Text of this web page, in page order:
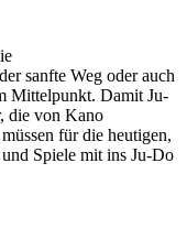
sanfte Weg oder auch
Mittelpunkt. Damit Ju-
die von Kano
für die heutigen,
Spiele mit ins Ju-Do